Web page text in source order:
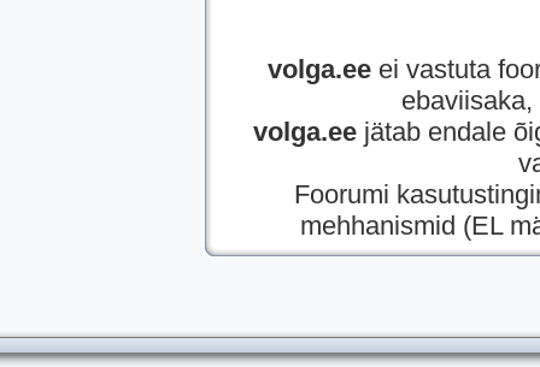
volga.eeei vastuta
volga.ee jätab endale
Foorumi
mehhanismid (EL